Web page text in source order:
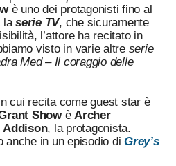
è uno dei protagonisti fino al
laserie TV, che sicuramente
l’attore ha recitato in
visto in varie altre serie
Med – Il coraggio delle
cui recita come guest star è
Showè Archer
Addison, la protagonista.
anche in un episodio di Grey’s